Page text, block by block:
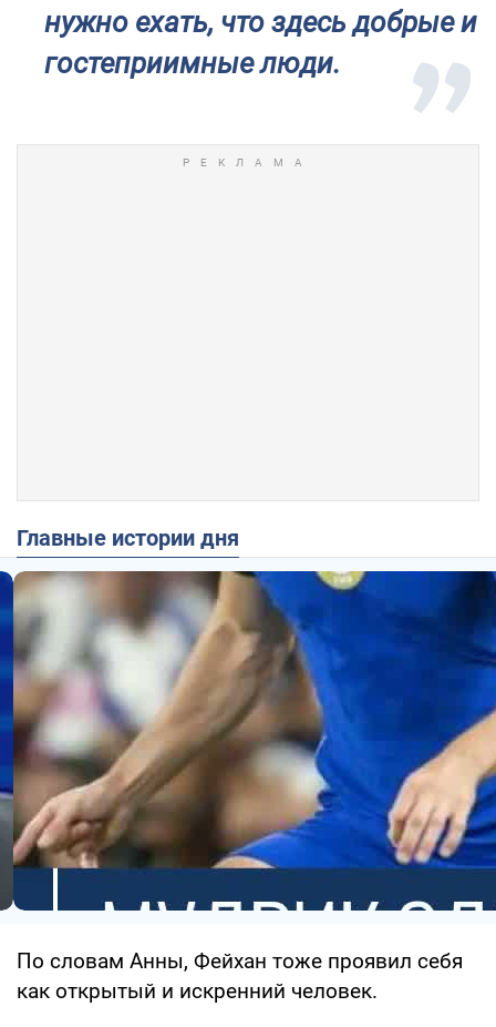
нужно ехать, что здесь добрые и
гостеприимные люди.
Главные истории дня
По словам Анны, Фейхан тоже проявил себя
как открытый и искренний человек.